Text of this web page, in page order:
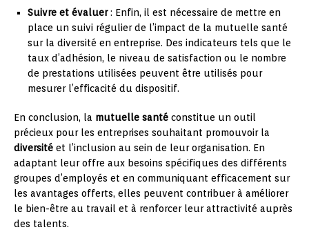
Suivre et évaluer: Enfin, il est nécessaire de mettre en
place un suivi régulier de l’impact de la mutuelle santé
sur la diversité en entreprise. Des indicateurs tels que le
taux d’adhésion, le niveau de satisfaction ou le nombre
de prestations utilisées peuvent être utilisés pour
mesurer l’efficacité du dispositif.
En conclusion, la mutuelle santé constitue un outil
précieux pour les entreprises souhaitant promouvoir la
diversité et l’inclusion au sein de leur organisation. En
adaptant leur offre aux besoins spécifiques des différents
groupes d’employés et en communiquant efficacement sur
les avantages offerts, elles peuvent contribuer à améliorer
le bien-être au travail et à renforcer leur attractivité auprès
des talents.